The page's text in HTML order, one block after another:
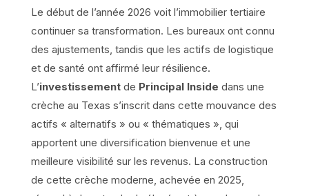
Le début de l’année 2026 voit l’immobilier tertiaire
continuer sa transformation. Les bureaux ont connu
des ajustements, tandis que les actifs de logistique
et de santé ont affirmé leur résilience.
L’investissementde Principal Inside dans une
crèche au Texas s’inscrit dans cette mouvance des
actifs « alternatifs » ou « thématiques », qui
apportent une diversification bienvenue et une
meilleure visibilité sur les revenus. La construction
de cette crèche moderne, achevée en 2025,